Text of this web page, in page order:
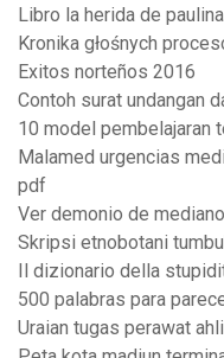
Libro la herida de
Kronika głośnych
Exitos norteños 2016
Contoh surat undangan
10 model pembelajaran
Malamed urgencias
pdf
Ver demonio de
Skripsi etnobotani
Il dizionario della
500 palabras para
Uraian tugas perawat